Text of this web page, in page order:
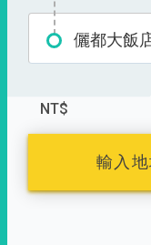
儷都大飯
NT$
輸入